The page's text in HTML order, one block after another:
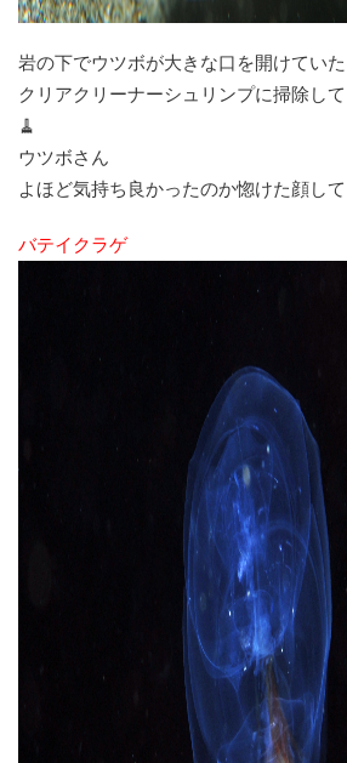
岩の下でウツボが大きな口を開けていた
クリアクリーナーシュリンプに掃除し
🧹
ウツボさん
よほど気持ち良かったのか惚けた顔し
バテイクラゲ